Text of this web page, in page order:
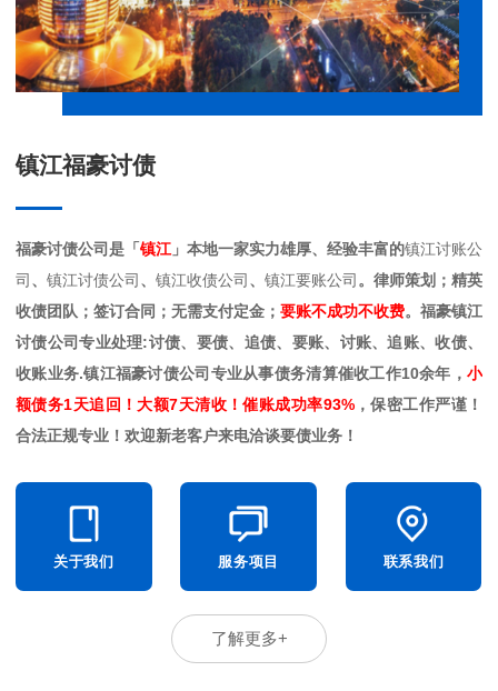
镇江福豪讨债
福豪讨债公司是「 镇江 」本地一家实力雄厚、经验丰富的镇江讨账公
司 、 镇江讨债公司 、 镇江收债公司 、 镇江要账公司 。律师策划；精英
收债团队；签订合同；无需支付定金； 要账不成功不收费。福豪镇江
讨债公司专业处理:讨债、要债、追债、要账、讨账、追账、收债、
收账业务.镇江福豪讨债公司专业从事债务清算催收工作10余年， 小
额债务1天追回！大额7天清收！催账成功率93%，保密工作严谨！
合法正规专业！欢迎新老客户来电洽谈要债业务！
关于我们 服务项目 联系我们
了解更多+